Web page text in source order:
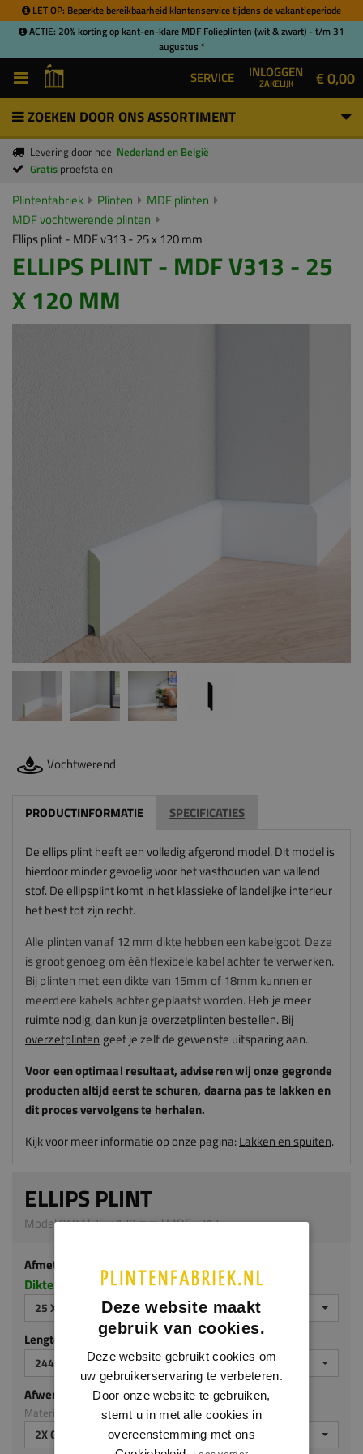
LET OP: Beperkte bereikbaarheid klantenservice tijdens de vakantieperiode
ACTIE: 20% korting op kant-en-klare MDF Folieplinten (wit & zwart) - t/m 31
augustus *
SERVICE INLOGGEN
ZAKELIJK € 0,00
ZOEKEN DOOR ONS ASSORTIMENT
Levering door heel Nederland en België
Gratis proefstalen
Plintenfabriek Plinten
MDF plinten
MDF vochtwerende plinten
Ellips plint - MDF v313 - 25 x 120 mm
ELLIPS PLINT - MDF V313 - 25
X 120 MM
Vochtwerend
PRODUCTINFORMATIE SPECIFICATIES
De ellips plint heeft een volledig afgerond model. Dit model is
hierdoor minder gevoelig voor het vasthouden van vallend
stof. De ellipsplint komt in het klassieke of landelijke interieur
het best tot zijn recht.
Alle plinten vanaf 12 mm dikte hebben een kabelgoot. Deze
is groot genoeg om één flexibele kabel achter te verwerken.
Bij plinten met een dikte van 15mm of 18mm kunnen er
meerdere kabels achter geplaatst worden.Heb je meer
ruimte nodig, dan kun je overzetplinten bestellen. Bij
overzetplinten geef je zelf de gewenste uitsparing aan.
Voor een optimaal resultaat, adviserenwijonze gegronde
producten altijd eerst te schuren, daarna pas te lakken en
dit proces vervolgens te herhalen.
Kijk voor meer informatie op onze pagina:Lakken en spuiten.
ELLIPS PLINT
Model 0107 | 25 x 120 mm | MDF v313
Afmeting
Dikte x hoogte in millimeters
25 X 120 MM
Lengte (mm)
2440 MM
Afwerking
Materiaal: MDF v313
2X GEGROND
Deze website maakt
gebruik van cookies.
Deze website gebruikt cookies om
uw gebruikerservaring te verbeteren.
Door onze website te gebruiken,
stemt u in met alle cookies in
overeenstemming met ons